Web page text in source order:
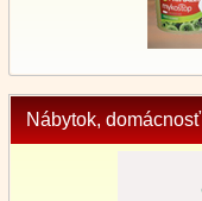
Nábytok, domácnosť